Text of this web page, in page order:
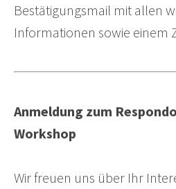
Bestätigungsmail mit allen
Informationen sowie einem
Anmeldung zum
Workshop
Wir freuen uns über Ihr